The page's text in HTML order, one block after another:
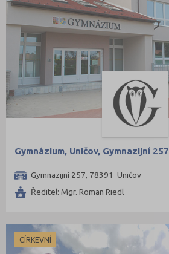
Gymnázium, Uničov, Gymnazijní 257
Gymnazijní 257, 78391 Uničov
Ředitel: Mgr. Roman Riedl
CÍRKEVNÍ